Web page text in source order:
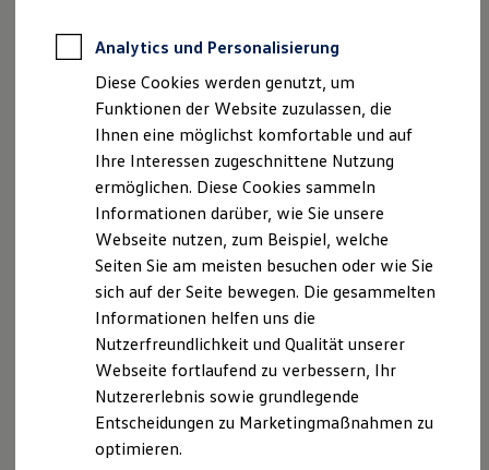
Zertifizierte Gebrauchtwagen
Für Privatkunden
Für Gewerbekunden
Leasing
Für Privatkunden
Für Gewerbekunden
Versicherungen & Garantien
Garantien
Kfz-Versicherung für Nutzfahrzeuge
Restschuldversicherung
Wartungsverträge
Besitzer & Service
Reparatur & Service
Sommer-Special
Reparatur, Pflege & Inspektion
Servicetermin anfragen
Service-Vorteile bei Volkswagen Nutzfahrzeuge
ServicePlus
Economy Service
Räder & Reifen Service
Ersatzfahrzeuge
Analytics und Personalisierung
Diese Cookies werden genutzt, um
Funktionen der Website zuzulassen, die
Ihnen eine möglichst komfortable und auf
Ihre Interessen zugeschnittene Nutzung
ermöglichen. Diese Cookies sammeln
Informationen darüber, wie Sie unsere
Webseite nutzen, zum Beispiel, welche
Seiten Sie am meisten besuchen oder wie Sie
sich auf der Seite bewegen. Die gesammelten
Informationen helfen uns die
Nutzerfreundlichkeit und Qualität unserer
Webseite fortlaufend zu verbessern, Ihr
Nutzererlebnis sowie grundlegende
Entscheidungen zu Marketingmaßnahmen zu
optimieren.